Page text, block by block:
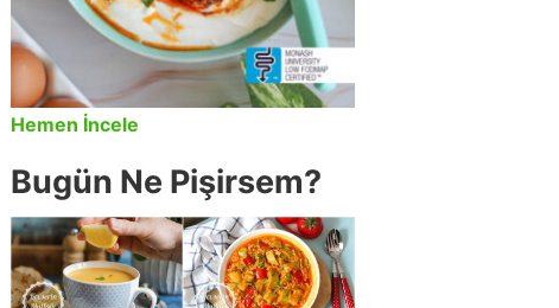
Hemen İncele
Bugün Ne Pişirsem?